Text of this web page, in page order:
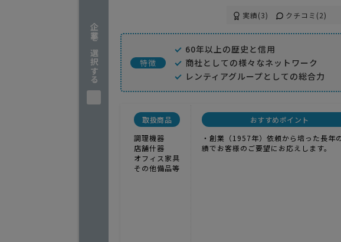
企業を選択する
実績(3) クチコミ(2)
特徴
60年以上の歴史と信用
商社としての様々なネットワーク
レンティアグループとしての総合力
取扱商品
調理機器
店舗什器
オフィス家具
その他備品等
おすすめポイント
・創業（1957年）依頼から培った長年
績でお客様のご要望にお応えします。